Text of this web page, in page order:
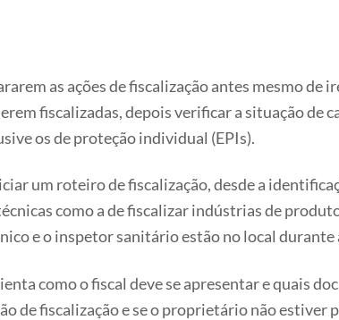
as ações de fiscalização antes mesmo de
fiscalizadas, depois verificar a situação de
os de proteção individual (EPIs).
um roteiro de fiscalização, desde a
como a de fiscalizar indústrias de
e o inspetor sanitário estão no local
como o fiscal deve se apresentar e quais
de fiscalização e se o proprietário não estiver